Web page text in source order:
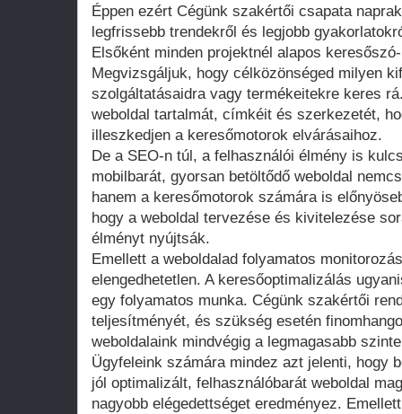
Éppen ezért Cégünk szakértői csapata
legfrissebb trendekről és legjobb
Elsőként minden projektnél alapos
Megvizsgáljuk, hogy célközönséged milyen
szolgáltatásaidra vagy termékeitekre keres
weboldal tartalmát, címkéit és szerkezetét,
illeszkedjen a keresőmotorok elvárásaihoz.
De a SEO-n túl, a felhasználói élmény is
mobilbarát, gyorsan betöltődő weboldal
hanem a keresőmotorok számára is
hogy a weboldal tervezése és kivitelezése
élményt nyújtsák.
Emellett a weboldalad folyamatos
elengedhetetlen. A keresőoptimalizálás
egy folyamatos munka. Cégünk szakértői
teljesítményét, és szükség esetén
weboldalaink mindvégig a legmagasabb
Ügyfeleink számára mindez azt jelenti, hogy
jól optimalizált, felhasználóbarát weboldal
nagyobb elégedettséget eredményez.